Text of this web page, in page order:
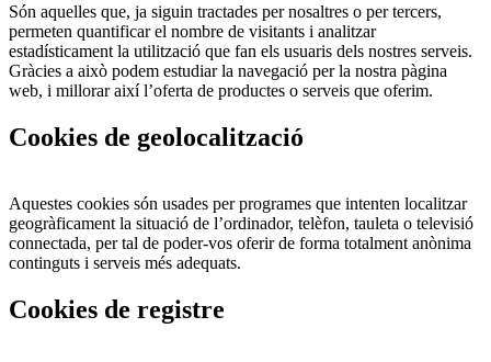
Són aquelles que, ja siguin tractades per nosaltres o per tercers,
permeten quantificar el nombre de visitants i analitzar
estadísticament la utilització que fan els usuaris dels nostres serveis.
Gràcies a això podem estudiar la navegació per la nostra pàgina
web, i millorar així l’oferta de productes o serveis que oferim.
Cookies de geolocalització
Aquestes cookies són usades per programes que intenten localitzar
geogràficament la situació de l’ordinador, telèfon, tauleta o televisió
connectada, per tal de poder-vos oferir de forma totalment anònima
continguts i serveis més adequats.
Cookies de registre